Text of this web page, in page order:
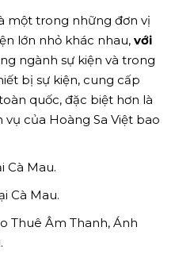
một trong những đơn vị
lớn nhỏ khác nhau, với
ngành sự kiện và trong
bị sự kiện, cung cấp
quốc, đặc biệt hơn là
vụ của Hoàng Sa Việt bao
Cà Mau.
Cà Mau.
Thuê Âm Thanh, Ánh